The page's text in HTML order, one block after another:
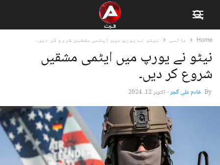
Home عالمی نیٹو نے یورپ میں ایٹمی مشقیں شروع کر دیں۔
نیٹو نے یورپ میں ایٹمی مشقیں
شروع کر دیں۔
By خادم علی گجر-اکتوبر 12, 2024